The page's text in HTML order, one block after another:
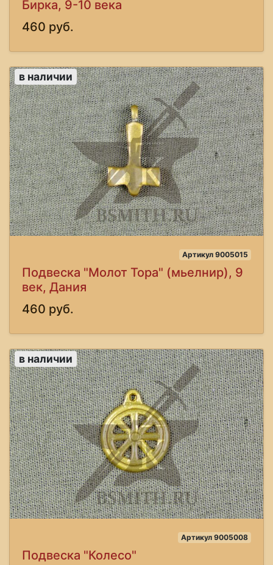
Бирка, 9-10 века
460 руб.
в наличии
Артикул 9005015
Подвеска "Молот Тора" (мьелнир), 9
век, Дания
460 руб.
в наличии
Артикул 9005008
Подвеска "Колесо"